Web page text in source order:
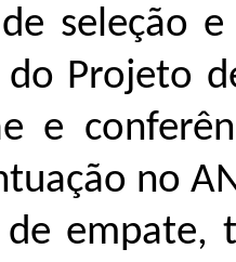
seleção e
do Projeto
e
no
de empate,